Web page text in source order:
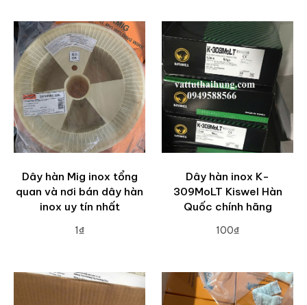
Dây hàn Mig inox tổng
quan và nơi bán dây hàn
inox uy tín nhất
1₫
Dây hàn inox K-
309MoLT Kiswel Hàn
Quốc chính hãng
100₫